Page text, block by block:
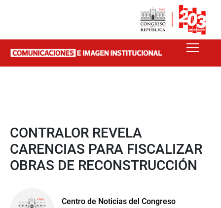
CONTRALOR REVELA
CARENCIAS PARA FISCALIZAR
OBRAS DE RECONSTRUCCIÓN
Centro de Noticias del Congreso